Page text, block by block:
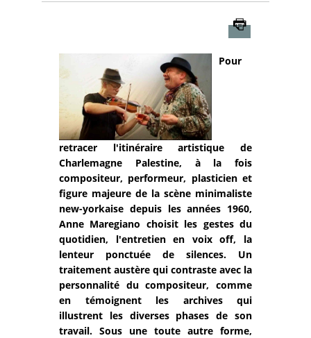
Pour
retracer l'itinéraire artistique de
Charlemagne Palestine, à la fois
compositeur, performeur, plasticien et
figure majeure de la scène minimaliste
new-yorkaise depuis les années 1960,
Anne Maregiano choisit les gestes du
quotidien, l'entretien en voix off, la
lenteur ponctuée de silences. Un
traitement austère qui contraste avec la
personnalité du compositeur, comme
en témoignent les archives qui
illustrent les diverses phases de son
travail. Sous une toute autre forme,